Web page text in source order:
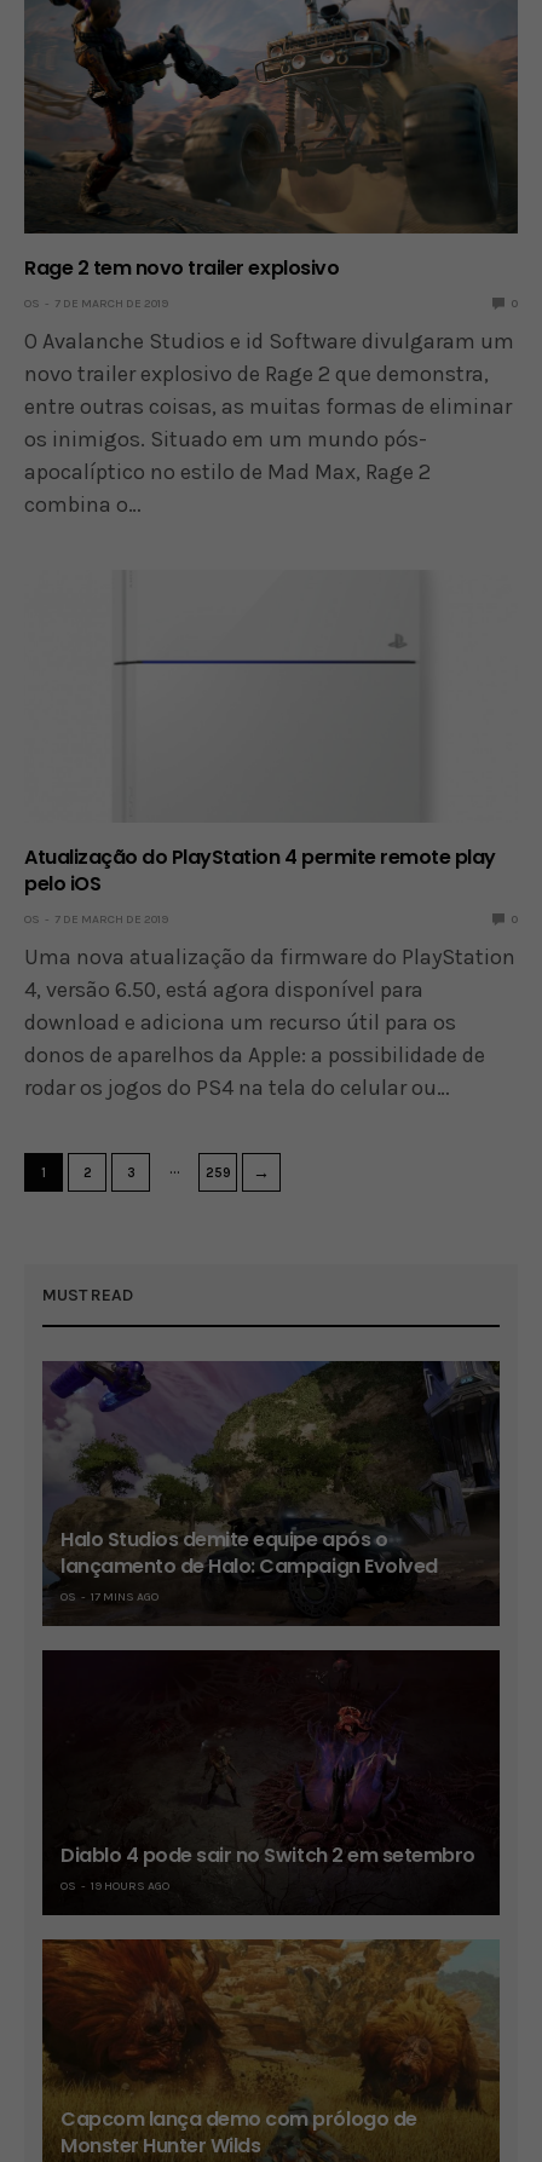
Rage 2 tem novo trailer explosivo
OS 7 DE MARCH DE 2019 0
O Avalanche Studios e id Software divulgaram um
novo trailer explosivo de Rage 2 que demonstra,
entre outras coisas, as muitas formas de eliminar
os inimigos. Situado em um mundo pós-
apocalíptico no estilo de Mad Max, Rage 2
combina o…
Atualização do PlayStation 4 permite remote play
pelo iOS
OS 7 DE MARCH DE 2019 0
Uma nova atualização da firmware do PlayStation
4, versão 6.50, está agora disponível para
download e adiciona um recurso útil para os
donos de aparelhos da Apple: a possibilidade de
rodar os jogos do PS4 na tela do celular ou…
1 2 3 … 259 →
MUST READ
Halo Studios demite equipe após o
lançamento de Halo: Campaign Evolved
OS 17 MINS AGO
Diablo 4 pode sair no Switch 2 em setembro
OS 19 HOURS AGO
Capcom lança demo com prólogo de
Monster Hunter Wilds